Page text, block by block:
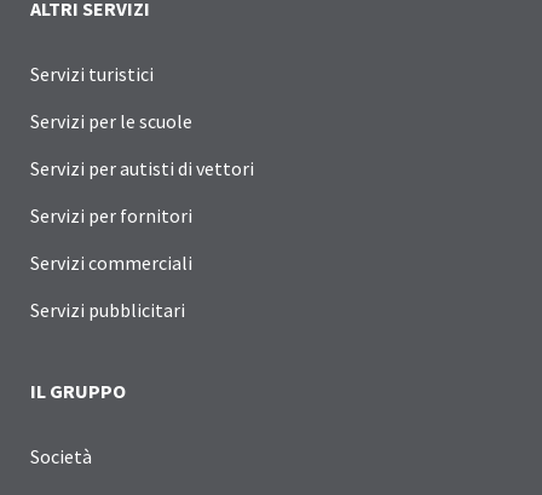
ALTRI SERVIZI
Servizi turistici
Servizi per le scuole
Servizi per autisti di vettori
Servizi per fornitori
Servizi commerciali
Servizi pubblicitari
IL GRUPPO
Società